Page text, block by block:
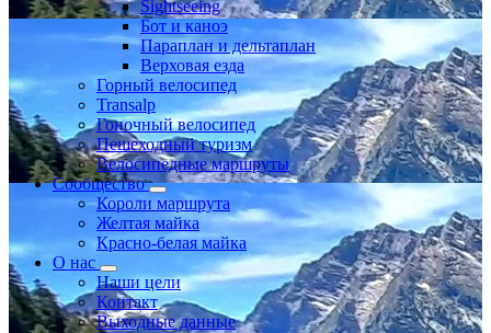
Sightseeing
Бот и каноэ
Параплан и дельтаплан
Верховая езда
Горный велосипед
Transalp
Гоночный велосипед
Пешеходный туризм
Велосипедные маршруты
Сообщество
Короли маршрута
Желтая майка
Красно-белая майка
О нас
Наши цели
Контакт
Выходные данные